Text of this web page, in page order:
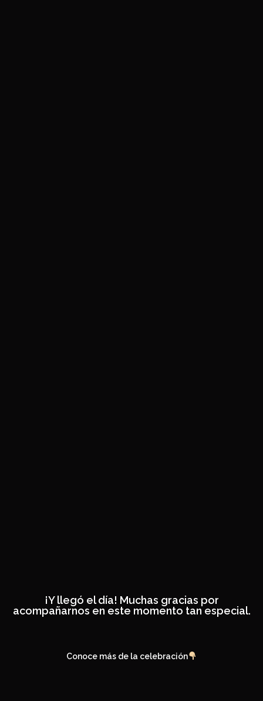
¡Y llegó el día! Muchas gracias por
acompañarnos en este momento tan especial.
Conoce más de la celebración